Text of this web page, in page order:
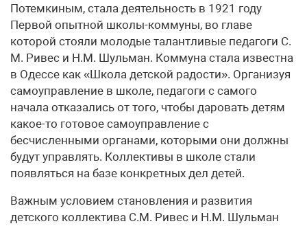
Потемкиным, стала деятельность в 1921 году
Первой опытной школы-коммуны, во главе
которой стояли молодые талантливые педагоги С.
М. Ривес и Н.М. Шульман. Коммуна стала известна
в Одессе как «Школа детской радости». Организуя
самоуправление в школе, педагоги с са­мого
начала отказались от того, чтобы даровать детям
какое-то готовое самоуправление с
бесчисленными ор­ганами, которыми они должны
будут управлять. Коллективы в школе стали
появляться на базе кон­кретных дел детей.
Важным условием становления и развития
детского коллектива С.М. Ривес и Н.М. Шульман